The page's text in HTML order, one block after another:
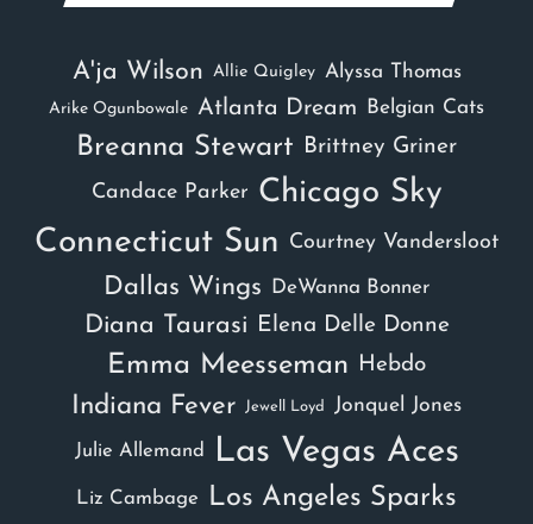
A'ja Wilson Allie Quigley Alyssa Thomas
Arike Ogunbowale Atlanta Dream Belgian Cats
Breanna Stewart Brittney Griner
Candace Parker Chicago Sky
Connecticut Sun
Courtney Vandersloot
Dallas Wings DeWanna Bonner
Diana Taurasi Elena Delle Donne
Emma Meesseman Hebdo
Indiana Fever Jewell Loyd Jonquel Jones
Julie Allemand Las Vegas Aces
Liz Cambage Los Angeles Sparks